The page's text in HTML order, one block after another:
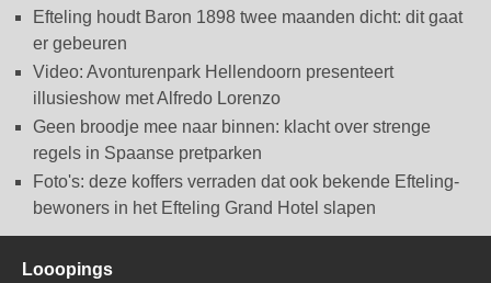
Efteling houdt Baron 1898 twee maanden dicht: dit gaat
er gebeuren
Video: Avonturenpark Hellendoorn presenteert
illusieshow met Alfredo Lorenzo
Geen broodje mee naar binnen: klacht over strenge
regels in Spaanse pretparken
Foto's: deze koffers verraden dat ook bekende Efteling-
bewoners in het Efteling Grand Hotel slapen
Looopings